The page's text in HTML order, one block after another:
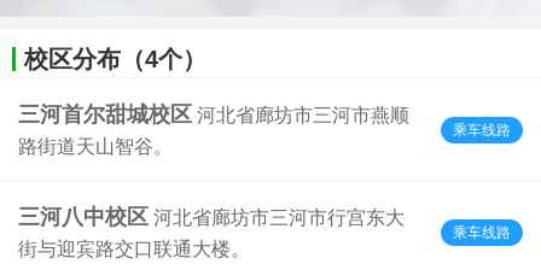
校区分布（4个）
三河首尔甜城校区 河北省廊坊市三河市燕顺
路街道天山智谷。
乘车线路
三河八中校区 河北省廊坊市三河市行宫东大
街与迎宾路交口联通大楼。
乘车线路